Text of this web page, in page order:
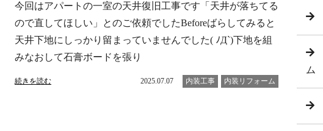
今回はアパートの一室の天井復旧工事です「天井が落ちてる
ので直してほしい」とのご依頼でしたBeforeばらしてみると
天井下地にしっかり留まっていませんでした( ﾉД`)下地を組
みなおして石膏ボードを張り
続きを読む 2025.07.07 内装工事 内装リフォーム
ム